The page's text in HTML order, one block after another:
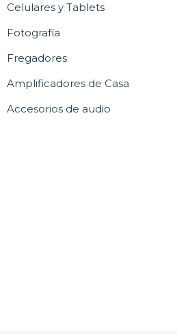
Celulares y Tablets
Fotografía
Fregadores
Amplificadores de Casa
Accesorios de audio